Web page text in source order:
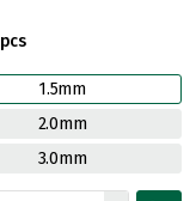
1.5mm
2.0mm
3.0mm